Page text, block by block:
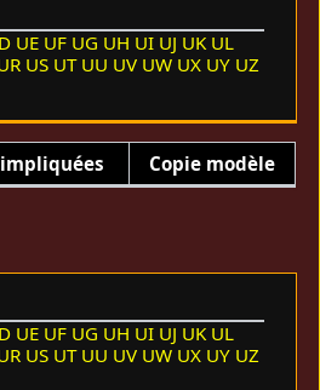
UE UF UG UH UI UJ UK UL
US UT UU UV UW UX UY UZ
Copie modèle
UE UF UG UH UI UJ UK UL
US UT UU UV UW UX UY UZ